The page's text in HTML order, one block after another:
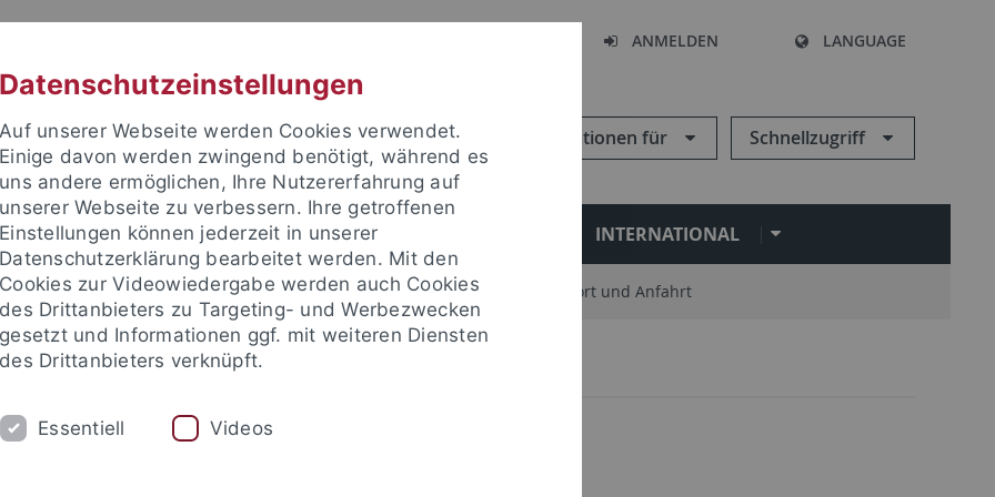
ANMELDEN LANGUAGE
Informationen für Schnellzugriff
STUDIUM FORSCHUNG EINRICHTUNGEN INTERNATIONAL
und Publikationen Campusleben Im Dialog Karriere Standort und Anfahrt
und Publikationen Newsletter Uni Tübingen aktuell
Uni Tübingen aktuell Nr. 1/2023: Leute
Datenschutzeinstellungen
Auf unserer Webseite werden Cookies verwendet.
Einige davon werden zwingend benötigt, während es
uns andere ermöglichen, Ihre Nutzererfahrung auf
unserer Webseite zu verbessern. Ihre getroffenen
Einstellungen können jederzeit in unserer
Datenschutzerklärung bearbeitet werden. Mit den
Cookies zur Videowiedergabe werden auch Cookies
des Drittanbieters zu Targeting- und Werbezwecken
gesetzt und Informationen ggf. mit weiteren Diensten
des Drittanbieters verknüpft.
Essentiell Videos